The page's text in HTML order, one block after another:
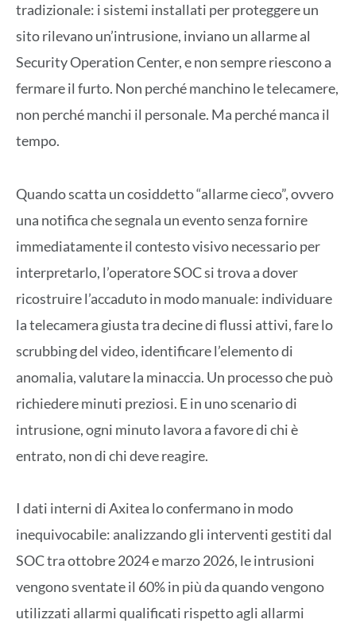
tradizionale: i sistemi installati per proteggere un
sito rilevano un’intrusione, inviano un allarme al
Security Operation Center, e non sempre riescono a
fermare il furto. Non perché manchino le telecamere,
non perché manchi il personale. Ma perché manca il
tempo.
Quando scatta un cosiddetto “allarme cieco”, ovvero
una notifica che segnala un evento senza fornire
immediatamente il contesto visivo necessario per
interpretarlo, l’operatore SOC si trova a dover
ricostruire l’accaduto in modo manuale: individuare
la telecamera giusta tra decine di flussi attivi, fare lo
scrubbing del video, identificare l’elemento di
anomalia, valutare la minaccia. Un processo che può
richiedere minuti preziosi. E in uno scenario di
intrusione, ogni minuto lavora a favore di chi è
entrato, non di chi deve reagire.
I dati interni di Axitea lo confermano in modo
inequivocabile: analizzando gli interventi gestiti dal
SOC tra ottobre 2024 e marzo 2026, le intrusioni
vengono sventate il 60% in più da quando vengono
utilizzati allarmi qualificati rispetto agli allarmi